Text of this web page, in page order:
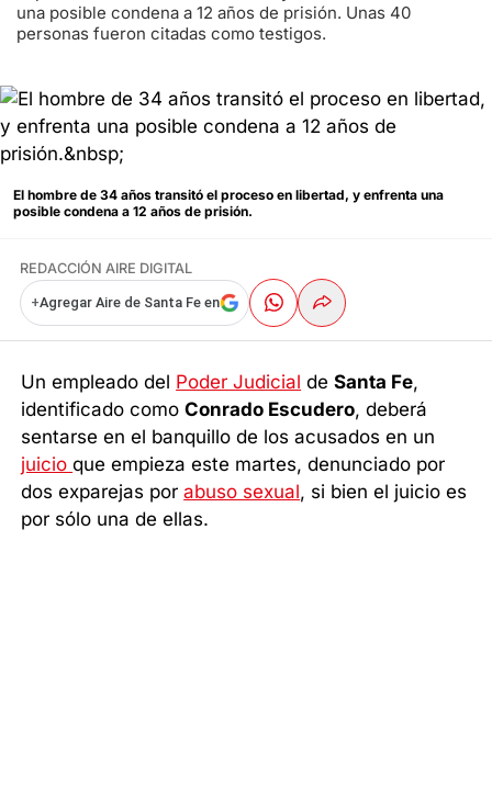
una posible condena a 12 años de prisión. Unas 40
personas fueron citadas como testigos.
El hombre de 34 años transitó el proceso en libertad, y enfrenta una
posible condena a 12 años de prisión.
REDACCIÓN AIRE DIGITAL
+Agregar Aire de Santa Fe en
Un empleado del Poder Judicial deSanta Fe,
identificado comoConrado Escudero, deberá
sentarse en el banquillo de los acusados en un
juicioque empieza este martes, denunciado por
dos exparejas porabuso sexual, si bien el juicio es
por sólo una de ellas.